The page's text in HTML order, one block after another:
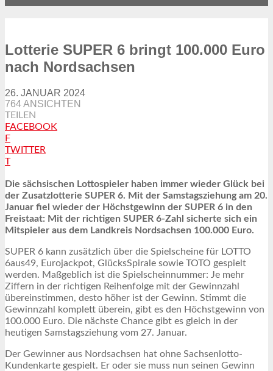
Lotterie SUPER 6 bringt 100.000 Euro
nach Nordsachsen
26. JANUAR 2024
764 ANSICHTEN
TEILEN
FACEBOOK
F
TWITTER
T
Die sächsischen Lottospieler haben immer wieder Glück bei
der Zusatzlotterie SUPER 6. Mit der Samstagsziehung am 20.
Januar fiel wieder der Höchstgewinn der SUPER 6 in den
Freistaat: Mit der richtigen SUPER 6-Zahl sicherte sich ein
Mitspieler aus dem Landkreis Nordsachsen 100.000 Euro.
SUPER 6 kann zusätzlich über die Spielscheine für LOTTO
6aus49, Eurojackpot, GlücksSpirale sowie TOTO gespielt
werden. Maßgeblich ist die Spielscheinnummer: Je mehr
Ziffern in der richtigen Reihenfolge mit der Gewinnzahl
übereinstimmen, desto höher ist der Gewinn. Stimmt die
Gewinnzahl komplett überein, gibt es den Höchstgewinn von
100.000 Euro. Die nächste Chance gibt es gleich in der
heutigen Samstagsziehung vom 27. Januar.
Der Gewinner aus Nordsachsen hat ohne Sachsenlotto-
Kundenkarte gespielt. Er oder sie muss nun seinen Gewinn